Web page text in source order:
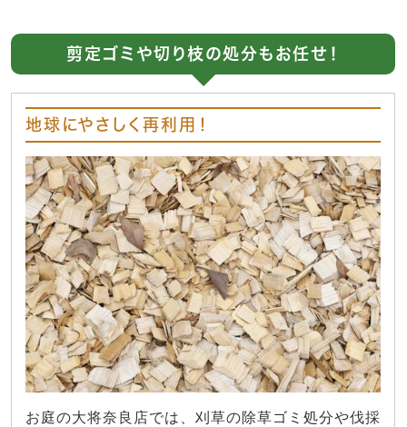
剪定ゴミや切り枝の処分もお任せ！
地球にやさしく再利用！
お庭の大将奈良店では、刈草の除草ゴミ処分や伐採